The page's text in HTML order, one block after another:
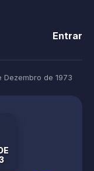
Entrar
Dezembro de 1973